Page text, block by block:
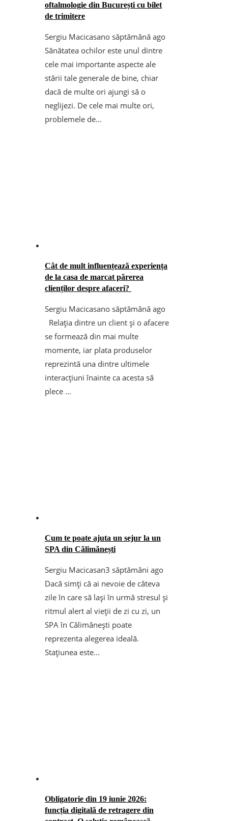
oftalmologie din București cu bilet
de trimitere
Sergiu Macicasano săptămână ago
Sănătatea ochilor este unul dintre
cele mai importante aspecte ale
stării tale generale de bine, chiar
dacă de multe ori ajungi să o
neglijezi. De cele mai multe ori,
problemele de...
Cât de mult influențează experiența
de la casa de marcat părerea
clienților despre afaceri?
Sergiu Macicasano săptămână ago
Relația dintre un client și o afacere
se formează din mai multe
momente, iar plata produselor
reprezintă una dintre ultimele
interacțiuni înainte ca acesta să
plece ...
Cum te poate ajuta un sejur la un
SPA din Călimănești
Sergiu Macicasan3 săptămâni ago
Dacă simți că ai nevoie de câteva
zile în care să lași în urmă stresul și
ritmul alert al vieții de zi cu zi, un
SPA în Călimănești poate
reprezenta alegerea ideală.
Stațiunea este...
Obligatorie din 19 iunie 2026:
funcția digitală de retragere din